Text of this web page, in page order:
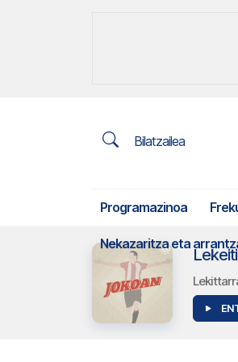
Bilatzailea
Programazinoa
Nekazaritza eta